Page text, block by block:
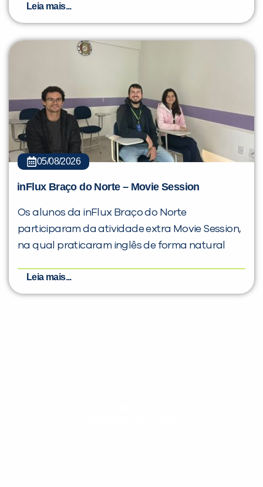
Leia mais...
05/08/2026
inFlux Braço do Norte – Movie Session
Os alunos da inFlux Braço do Norte
participaram da atividade extra Movie Session,
na qual praticaram inglês de forma natural
Leia mais...